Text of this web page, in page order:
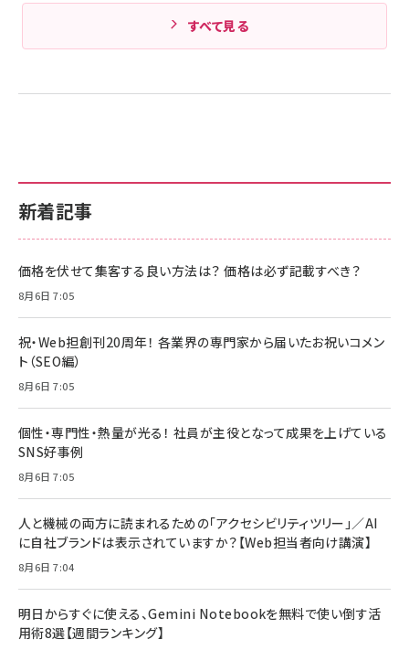
新着記事
価格を伏せて集客する良い方法は？ 価格は必ず記載すべき？
8月6日 7:05
祝・Web担創刊20周年！ 各業界の専門家から届いたお祝いコメン
ト（SEO編）
8月6日 7:05
個性・専門性・熱量が光る！ 社員が主役となって成果を上げている
SNS好事例
8月6日 7:05
人と機械の両方に読まれるための「アクセシビリティツリー」／AI
に自社ブランドは表示されていますか？【Web担当者向け講演】
8月6日 7:04
明日からすぐに使える、Gemini Notebookを無料で使い倒す活
用術8選【週間ランキング】
すべて見る